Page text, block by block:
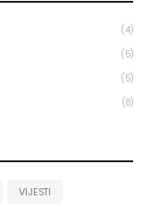
(4)
(5)
(5)
(8)
VIJESTI